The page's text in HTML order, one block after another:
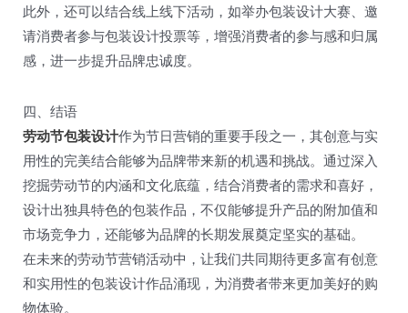
此外，还可以结合线上线下活动，如举办包装设计大赛、邀
请消费者参与包装设计投票等，增强消费者的参与感和归属
感，进一步提升品牌忠诚度。
四、结语
劳动节包装设计作为节日营销的重要手段之一，其创意与实
用性的完美结合能够为品牌带来新的机遇和挑战。通过深入
挖掘劳动节的内涵和文化底蕴，结合消费者的需求和喜好，
设计出独具特色的包装作品，不仅能够提升产品的附加值和
市场竞争力，还能够为品牌的长期发展奠定坚实的基础。
在未来的劳动节营销活动中，让我们共同期待更多富有创意
和实用性的包装设计作品涌现，为消费者带来更加美好的购
物体验。